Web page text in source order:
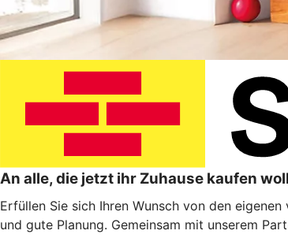
An alle, die jetzt ihr Zuhause kaufen
Erfüllen Sie sich Ihren Wunsch von den
und gute Planung. Gemeinsam mit unserem